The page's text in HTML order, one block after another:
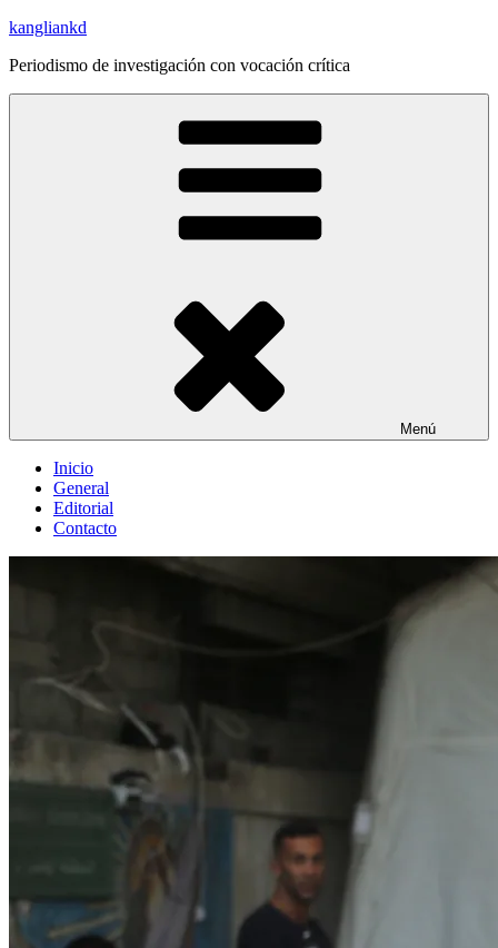
Saltar
contenido
kangliankd
Periodismo de investigación con vocación crítica
Menú
Inicio
General
Editorial
Contacto